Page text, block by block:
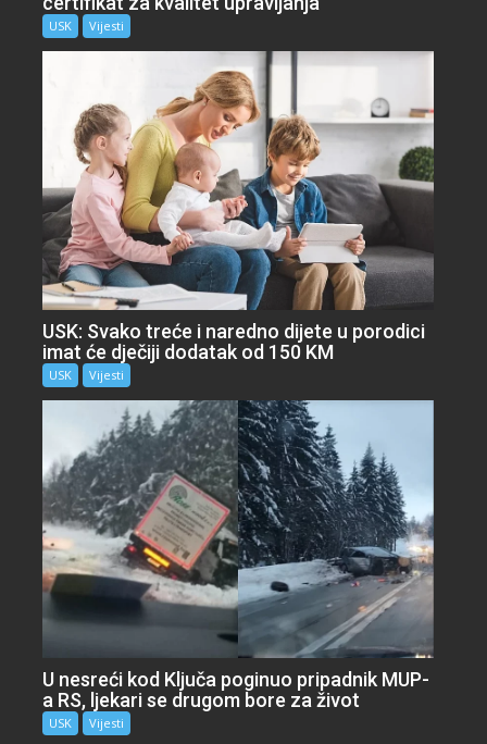
USK Vijesti
USK: Svako treće i naredno dijete u porodici
imat će dječiji dodatak od 150 KM
USK Vijesti
U nesreći kod Ključa poginuo pripadnik MUP-
a RS, ljekari se drugom bore za život
USK Vijesti